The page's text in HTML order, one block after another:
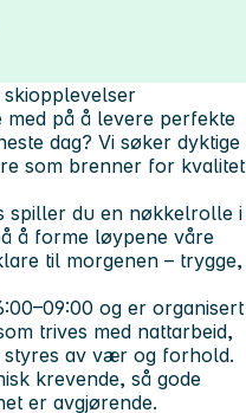
på å levere perfekte
dag? Vi søker dyktige
som brenner for kvalitet
spiller du en nøkkelrolle i
å forme løypene våre
til morgenen – trygge,
og er organisert
trives med nattarbeid,
styres av vær og forhold.
krevende, så gode
er avgjørende.